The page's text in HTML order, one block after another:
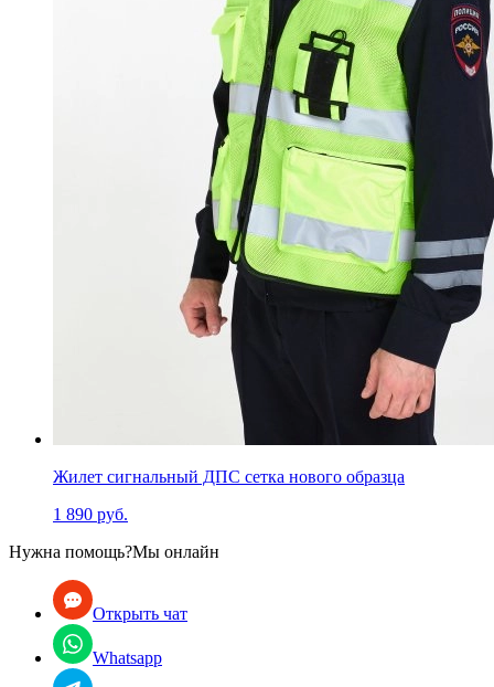
Жилет сигнальный ДПС сетка нового образца
1 890 руб.
Нужна помощь?Мы онлайн
Открыть чат
Whatsapp